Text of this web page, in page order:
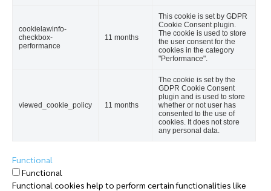
cookielawinfo-
checkbox-
performance
11 months
This cookie is set by GDPR
Cookie Consent plugin.
The cookie is used to store
the user consent for the
cookies in the category
"Performance".
viewed_cookie_policy 11 months
The cookie is set by the
GDPR Cookie Consent
plugin and is used to store
whether or not user has
consented to the use of
cookies. It does not store
any personal data.
Functional
Functional
Functional cookies help to perform certain functionalities like